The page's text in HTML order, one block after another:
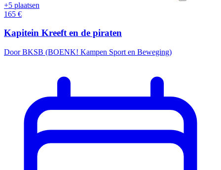
+5 plaatsen
165 €
Kapitein Kreeft en de piraten
Door BKSB (BOENK! Kampen Sport en Beweging)